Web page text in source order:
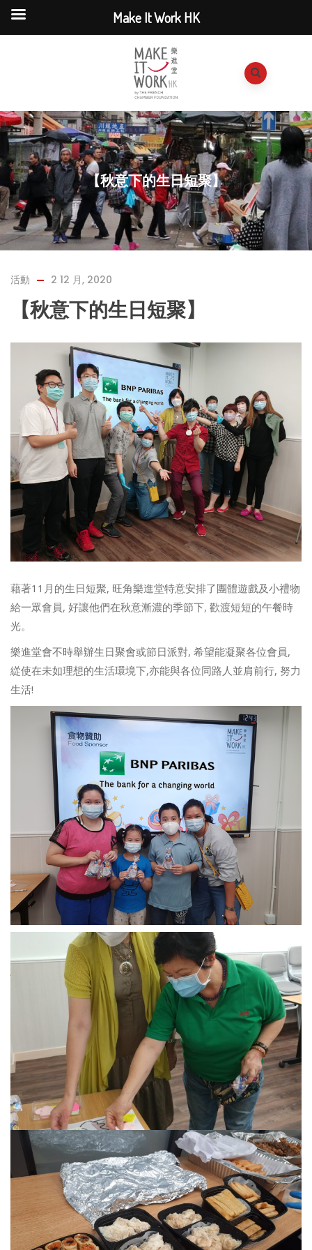
【秋意下的生日短聚】
活動 2 12 月, 2020
【秋意下的生日短聚】
藉著11月的生日短聚, 旺角樂進堂特意安排了團體遊戲及小禮物
給一眾會員, 好讓他們在秋意漸濃的季節下, 歡渡短短的午餐時
光。
樂進堂會不時舉辦生日聚會或節日派對, 希望能凝聚各位會員,
緃使在未如理想的生活環境下,亦能與各位同路人並肩前行, 努力
生活!
Make It Work HK